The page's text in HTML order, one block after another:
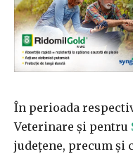
În perioada
Veterinare şi pentru
judeţene, precum şi